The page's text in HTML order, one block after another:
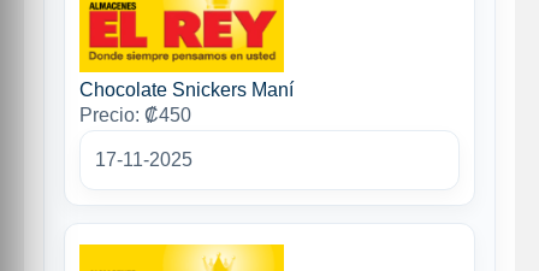
Chocolate Snickers Maní
Precio: ₡450
17-11-2025